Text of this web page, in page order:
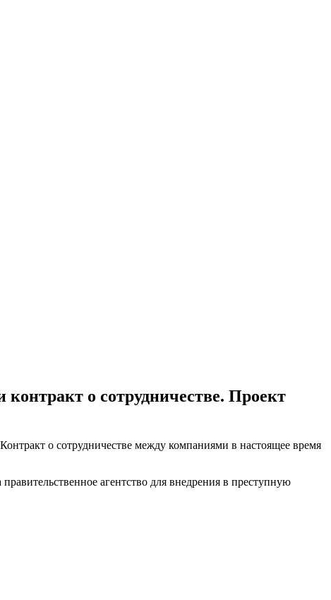
о сотрудничестве. Проект
о сотрудничестве между компаниями в настоящее время
агентство для внедрения в преступную